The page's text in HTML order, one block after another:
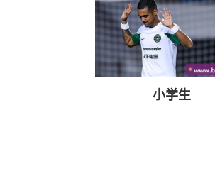
小学生